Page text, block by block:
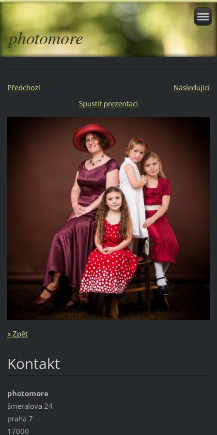
photomore
Předchozí
Následující
Spustit prezentaci
« Zpět
Kontakt
photomore
šmeralova 24
praha 7
17000